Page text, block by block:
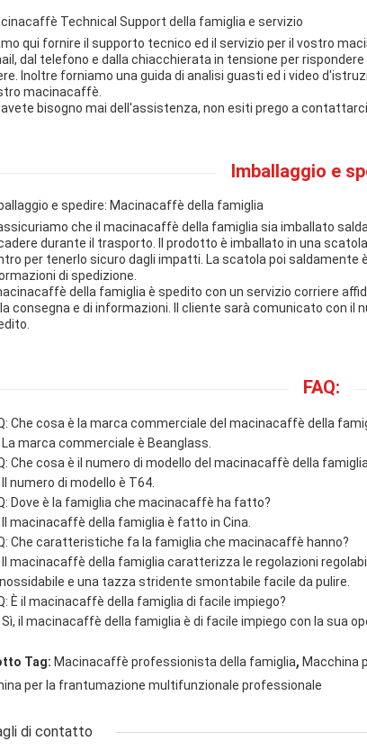
Technical Support della famiglia e servizio
qui fornire il supporto tecnico ed il servizio per il vostro
dal telefono e dalla chiacchierata in tensione per
Inoltre forniamo una guida di analisi guasti ed i video
macinacaffè.
avete bisogno mai dell'assistenza, non esiti prego a
Imballaggio e
e spedire: Macinacaffè della famiglia
che il macinacaffè della famiglia sia imballato
durante il trasporto. Il prodotto è imballato in una
per tenerlo sicuro dagli impatti. La scatola poi saldamente
di spedizione.
della famiglia è spedito con un servizio corriere
consegna e di informazioni. Il cliente sarà comunicato con il
FAQ:
Che cosa è la marca commerciale del macinacaffè della
La marca commerciale è Beanglass.
Che cosa è il numero di modello del macinacaffè della
Il numero di modello è T64.
Dove è la famiglia che macinacaffè ha fatto?
Il macinacaffè della famiglia è fatto in Cina.
Che caratteristiche fa la famiglia che macinacaffè hanno?
Il macinacaffè della famiglia caratterizza le regolazioni
e una tazza stridente smontabile facile da pulire.
È il macinacaffè della famiglia di facile impiego?
Sì, il macinacaffè della famiglia è di facile impiego con la sua
Tag: Macinacaffè professionista della famiglia, Macchina
per la frantumazione multifunzionale professionale
di contatto